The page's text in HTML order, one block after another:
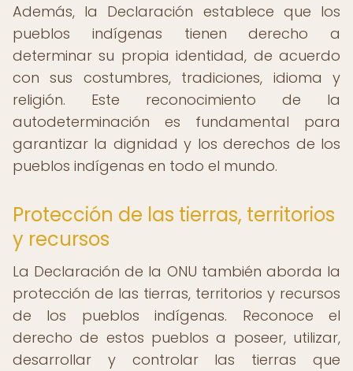
Además, la Declaración establece que los
pueblos indígenas tienen derecho a
determinar su propia identidad, de acuerdo
con sus costumbres, tradiciones, idioma y
religión. Este reconocimiento de la
autodeterminación es fundamental para
garantizar la dignidad y los derechos de los
pueblos indígenas en todo el mundo.
Protección de las tierras, territorios
y recursos
La Declaración de la ONU también aborda la
protección de las tierras, territorios y recursos
de los pueblos indígenas. Reconoce el
derecho de estos pueblos a poseer, utilizar,
desarrollar y controlar las tierras que